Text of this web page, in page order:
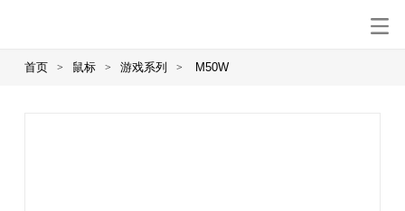
首页 > 鼠标 > 游戏系列 > M50W